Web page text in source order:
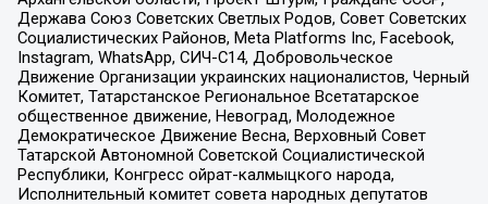
Держава Союз Советских Светлых Родов, Совет Советских
Социалистических Районов, Meta Platforms Inc, Facebook,
Instagram, WhatsApp, СИЧ-С14, Добровольческое
Движение Организации украинских националистов, Черный
Комитет, Татарстанское Региональное Всетатарское
общественное движение, Невоград, Молодежное
Демократическое Движение Весна, Верховный Совет
Татарской Автономной Советской Социалистической
Республики, Конгресс ойрат-калмыцкого народа,
Исполнительный комитет совета народных депутатов